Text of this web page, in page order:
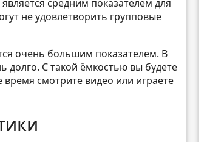
средним показателем для
не удовлетворить групповые
очень большим показателем. В
долго. С такой ёмкостью вы будете
смотрите видео или играете